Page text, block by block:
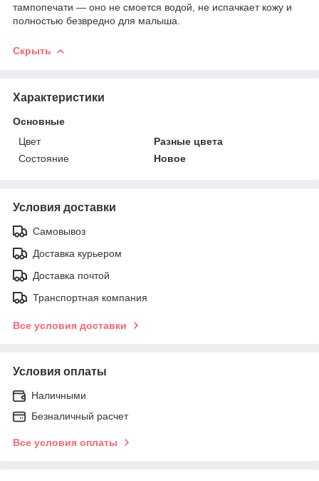
тампопечати — оно не смоется водой, не испачкает кожу и
полностью безвредно для малыша.
Скрыть
Характеристики
Основные
Цвет
Разные цвета
Состояние
Новое
Условия доставки
Самовывоз
Доставка курьером
Доставка почтой
Транспортная компания
Все условия доставки
Условия оплаты
Наличными
Безналичный расчет
Все условия оплаты